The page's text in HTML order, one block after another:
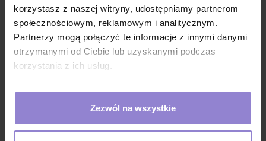
korzystasz z naszej witryny, udostępniamy partnerom
społecznościowym, reklamowym i analitycznym.
Partnerzy mogą połączyć te informacje z innymi danymi
otrzymanymi od Ciebie lub uzyskanymi podczas
korzystania z ich usług.
Zezwól na wszystkie
rękawiczki do procedur typu high risk
rękawiczki nitrylowe hurt
rękawiczki jednorazowe do hurtu
rękawiczki nitrylowe wielopak
wielopaki rękawiczek jednorazowych dla firm
opakowania zbiorcze rękawiczek do zakupu online
EN 455-1 wymagania i badania na nieobecność dziur